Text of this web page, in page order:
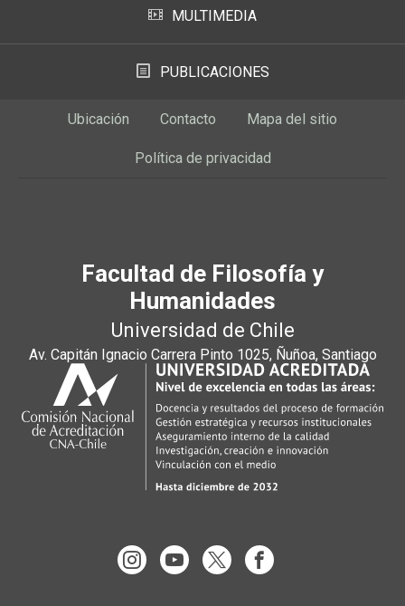
MULTIMEDIA
PUBLICACIONES
Ubicación Contacto Mapa del sitio
Política de privacidad
Facultad de Filosofía y
Humanidades
Universidad de Chile
Av. Capitán Ignacio Carrera Pinto 1025, Ñuñoa, Santiago